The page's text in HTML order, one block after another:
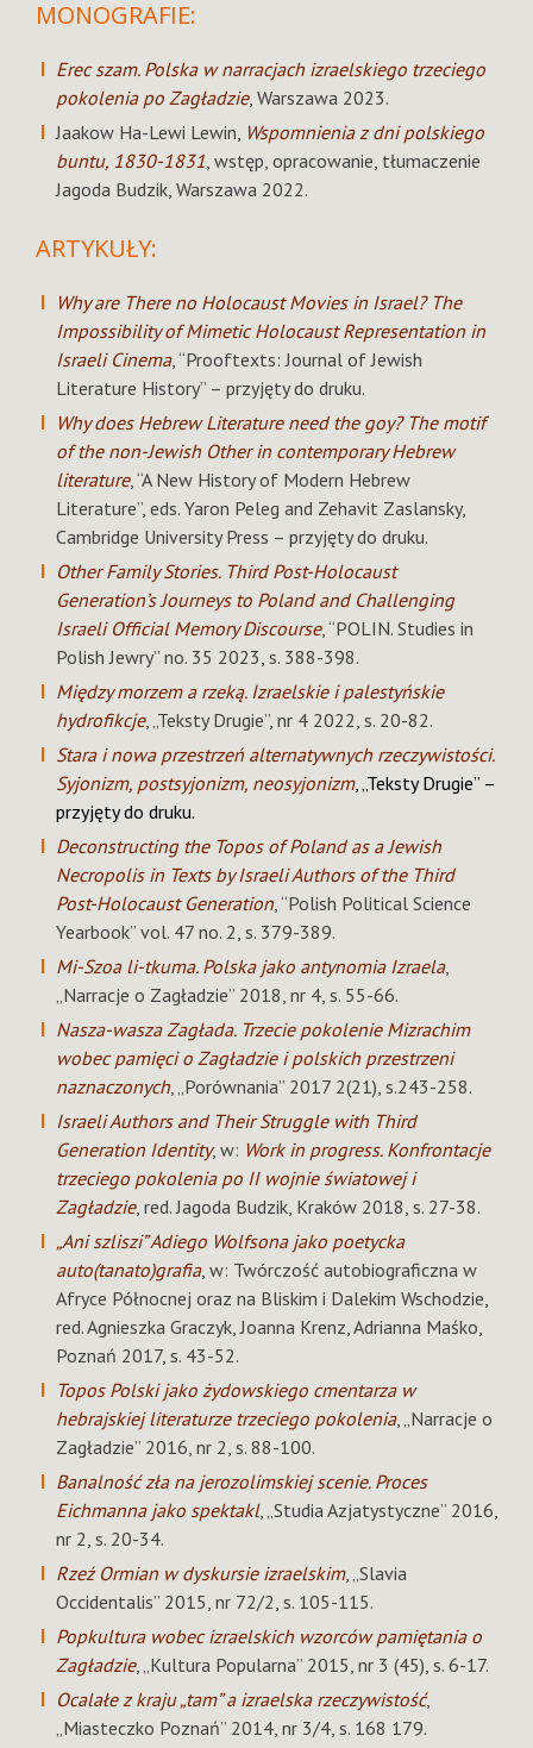
MONOGRAFIE:
Erec szam. Polska w narracjach izraelskiego trzeciego
pokolenia po Zagładzie, Warszawa 2023.
Jaakow Ha-Lewi Lewin, Wspomnienia z dni polskiego
buntu, 1830-1831 , wstęp, opracowanie, tłumaczenie
Jagoda Budzik, Warszawa 2022.
ARTYKUŁY:
Why are There no Holocaust Movies in Israel? The
Impossibility of Mimetic Holocaust Representation in
Israeli Cinema, “Prooftexts: Journal of Jewish
Literature History” – przyjęty do druku.
Why does Hebrew Literature need the goy? The motif
of the non-Jewish Other in contemporary Hebrew
literature, “A New History of Modern Hebrew
Literature”, eds. Yaron Peleg and Zehavit Zaslansky,
Cambridge University Press – przyjęty do druku.
Other Family Stories. Third Post-Holocaust
Generation’s Journeys to Poland and Challenging
Israeli Official Memory Discourse, “POLIN. Studies in
Polish Jewry” no. 35 2023, s. 388-398.
Między morzem a rzeką. Izraelskie i palestyńskie
hydrofikcje, „Teksty Drugie”, nr 4 2022, s. 20-82.
Stara i nowa przestrzeń alternatywnych rzeczywistości.
Syjonizm, postsyjonizm, neosyjonizm, „Teksty Drugie” –
przyjęty do druku.
Deconstructing the Topos of Poland as a Jewish
Necropolis in Texts by Israeli Authors of the Third
Post-Holocaust Generation , “Polish Political Science
Yearbook” vol. 47 no. 2, s. 379-389.
Mi-Szoa li-tkuma. Polska jako antynomia Izraela,
„Narracje o Zagładzie” 2018, nr 4, s. 55-66.
Nasza-wasza Zagłada. Trzecie pokolenie Mizrachim
wobec pamięci o Zagładzie i polskich przestrzeni
naznaczonych , „Porównania” 2017 2(21), s.243-258.
Israeli Authors and Their Struggle with Third
Generation Identity, w: Work in progress. Konfrontacje
trzeciego pokolenia po II wojnie światowej i
Zagładzie, red. Jagoda Budzik, Kraków 2018, s. 27-38.
„Ani szliszi” Adiego Wolfsona jako poetycka
auto(tanato)grafia, w: Twórczość autobiograficzna w
Afryce Północnej oraz na Bliskim i Dalekim Wschodzie,
red. Agnieszka Graczyk, Joanna Krenz, Adrianna Maśko,
Poznań 2017, s. 43-52.
Topos Polski jako żydowskiego cmentarza w
hebrajskiej literaturze trzeciego pokolenia, „Narracje o
Zagładzie” 2016, nr 2, s. 88-100.
Banalność zła na jerozolimskiej scenie. Proces
Eichmanna jako spektakl, „Studia Azjatystyczne” 2016,
nr 2, s. 20-34.
Rzeź Ormian w dyskursie izraelskim, „Slavia
Occidentalis” 2015, nr 72/2, s. 105-115.
Popkultura wobec izraelskich wzorców pamiętania o
Zagładzie, „Kultura Popularna” 2015, nr 3 (45), s. 6-17.
Ocalałe z kraju „tam” a izraelska rzeczywistość,
„Miasteczko Poznań” 2014, nr 3/4, s. 168 179.